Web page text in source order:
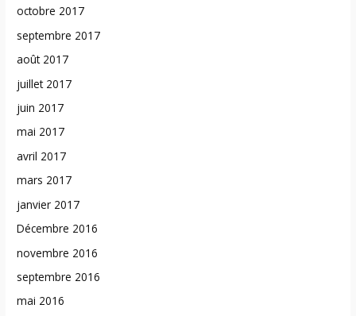
octobre 2017
septembre 2017
août 2017
juillet 2017
juin 2017
mai 2017
avril 2017
mars 2017
janvier 2017
Décembre 2016
novembre 2016
septembre 2016
mai 2016